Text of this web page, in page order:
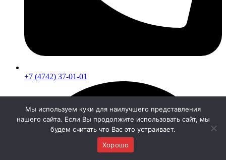
+7 (4742) 37-01-01
Мы используем куки для наилучшего представления
нашего сайта. Если Вы продолжите использовать сайт, мы
будем считать что Вас это устраивает.
Хорошо